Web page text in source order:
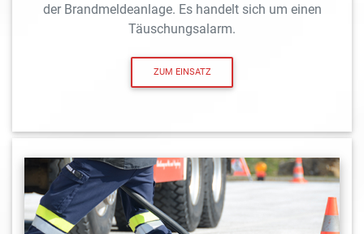
der Brandmeldeanlage. Es handelt sich um einen
Täuschungsalarm.
ZUM EINSATZ